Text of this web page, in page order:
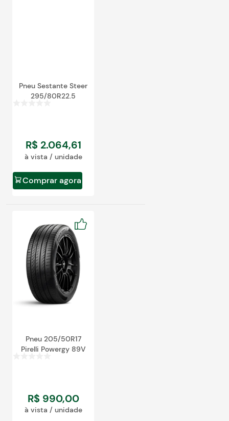
Pneu Sestante Steer
295/80R22.5
R$ 2.064,61
à vista / unidade
Comprar agora
Pneu 205/50R17
Pirelli Powergy 89V
R$ 990,00
à vista / unidade